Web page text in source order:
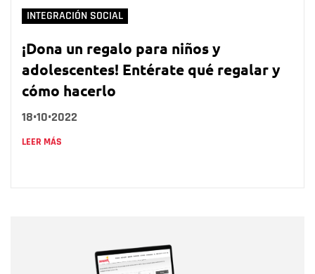
INTEGRACIÓN SOCIAL
¡Dona un regalo para niños y
adolescentes! Entérate qué regalar y
cómo hacerlo
18•10•2022
LEER MÁS